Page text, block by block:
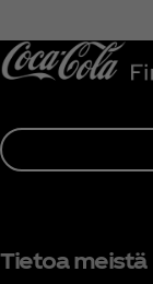
Tietoa meistä